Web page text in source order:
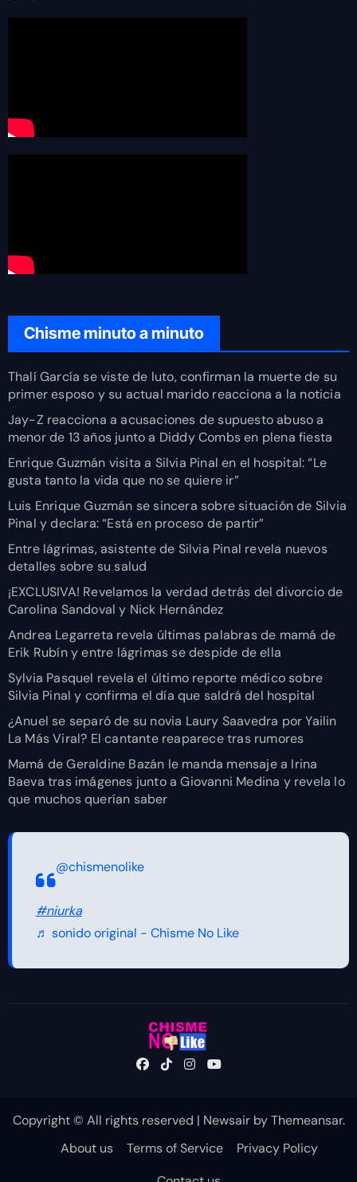
Chisme minuto a minuto
Thalí García se viste de luto, confirman la muerte de su
primer esposo y su actual marido reacciona a la noticia
Jay-Z reacciona a acusaciones de supuesto abuso a
menor de 13 años junto a Diddy Combs en plena fiesta
Enrique Guzmán visita a Silvia Pinal en el hospital: “Le
gusta tanto la vida que no se quiere ir”
Luis Enrique Guzmán se sincera sobre situación de Silvia
Pinal y declara: “Está en proceso de partir”
Entre lágrimas, asistente de Silvia Pinal revela nuevos
detalles sobre su salud
¡EXCLUSIVA! Revelamos la verdad detrás del divorcio de
Carolina Sandoval y Nick Hernández
Andrea Legarreta revela últimas palabras de mamá de
Erik Rubín y entre lágrimas se despide de ella
Sylvia Pasquel revela el último reporte médico sobre
Silvia Pinal y confirma el día que saldrá del hospital
¿Anuel se separó de su novia Laury Saavedra por Yailin
La Más Viral? El cantante reaparece tras rumores
Mamá de Geraldine Bazán le manda mensaje a Irina
Baeva tras imágenes junto a Giovanni Medina y revela lo
que muchos querían saber
@chismenolike
#niurka
♬ sonido original - Chisme No Like
Copyright © All rights reserved | NewsairbyThemeansar.
About us
Terms of Service
Privacy Policy